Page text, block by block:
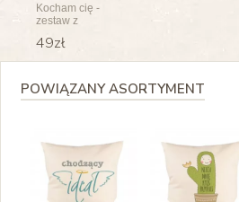
Kocham cię -
zestaw z
lub dla Niego
49zł
POWIĄZANY ASORTYMENT